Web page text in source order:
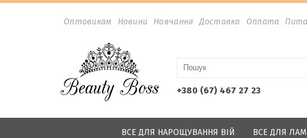
Оптовикам Новини Навчання Доставка Оплата
+380 (67) 467 27 23
ВСЕ ДЛЯ НАРОЩУВАННЯ ВІЙ ВСЕ ДЛЯ